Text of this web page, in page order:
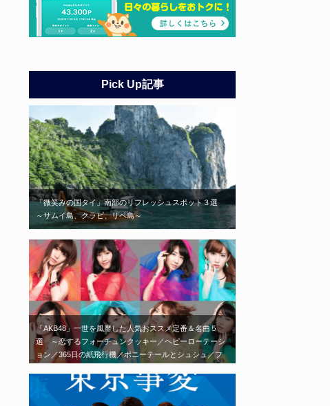
Pick Up記事
「微笑みの国タイ」南部のリフレッシュスポット３選
～サムイ島、クラビ、リペ島～
「AKB48」一世を風靡した人気おススメ定番＆名曲５
選 ～恋するフォーチュンクッキー／ヘビーローテーシ
ョン／365日の紙飛行機／ポニーテールとシュシュ／フ
がコンセプトの「AKB48」エモい神曲はこれだ！